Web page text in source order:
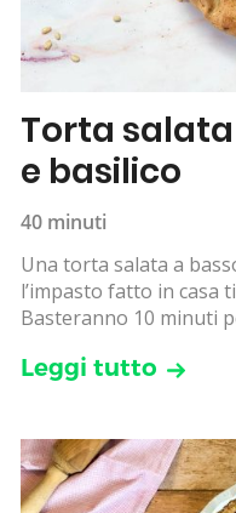
Torta
e basilico
40 minuti
Una torta salata a
l’impasto fatto in casa
Basteranno 10 minuti
Leggi tutto